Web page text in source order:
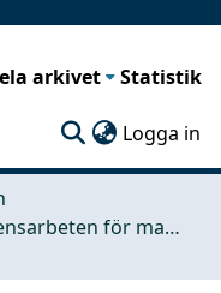
arkivet Statistik
Logga in
Examensarbeten för masterexamen